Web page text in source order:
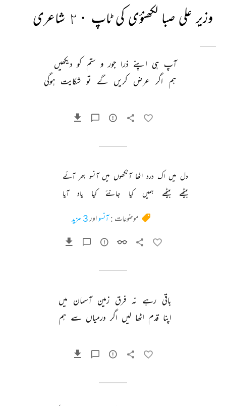
وزیر علی صبا لکھنؤی کی ٹاپ ٢٠ شاعری
آپ ہی اپنے ذرا جور و ستم کو دیکھیں
ہم اگر عرض کریں گے تو شکایت ہوگی
دل میں اک درد اٹھا آنکھوں میں آنسو بھر آئے
بیٹھے
بیٹھے ہمیں کیا جانئے کیا یاد آیا
موضوعات :آنسواور3 مزید
باقی رہے نہ فرق زمین آسمان میں
اپنا قدم اٹھا لیں اگر درمیاں سے ہم